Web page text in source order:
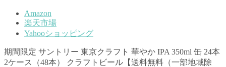
Amazon
楽天市場
Yahooショッピング
期間限定 サントリー 東京クラフト 華やか IPA 350ml 缶 24本
2ケース（48本） クラフトビール【送料無料（一部地域除